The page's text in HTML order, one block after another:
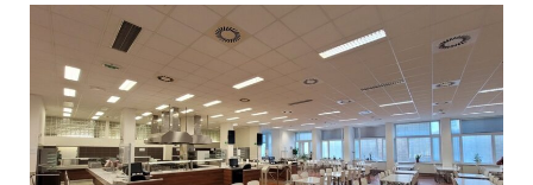
na zobrazenie
kvalitnejšie
prispôsobeného
obsahu a
ponúk.